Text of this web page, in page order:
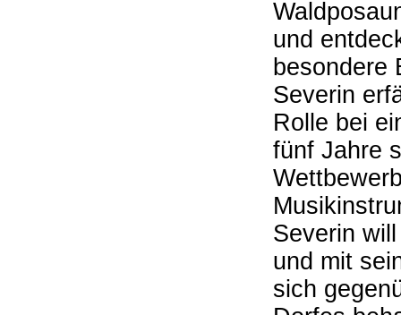
und
besondere
Severin
Rolle bei
fünf Jahre
Severin
und mit
sich